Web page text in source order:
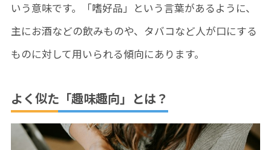
いう意味です。「嗜好品」という言葉があるように、
主にお酒などの飲みものや、タバコなど人が口にする
ものに対して用いられる傾向にあります。
よく似た「趣味趣向」とは？